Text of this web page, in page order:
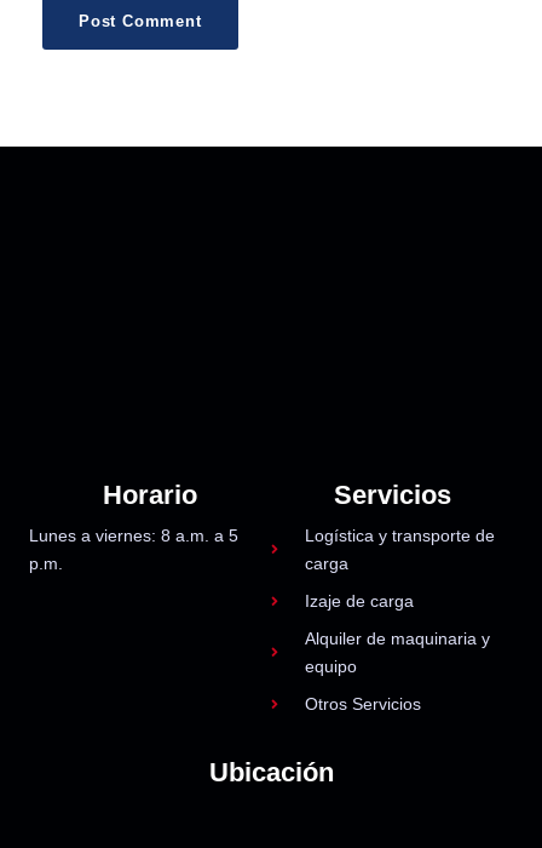
Horario
Lunes a viernes: 8 a.m. a 5
p.m.
Servicios
Logística y transporte de
carga
Izaje de carga
Alquiler de maquinaria y
equipo
Otros Servicios
Ubicación